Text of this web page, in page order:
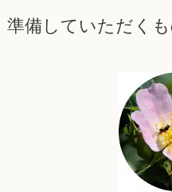
準備していただく